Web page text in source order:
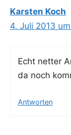
Karsten Koch
4. Juli 2013
Echt net­ter
da noch
Antworten